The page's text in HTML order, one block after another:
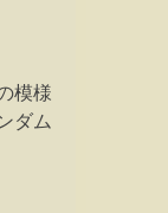
模様
ダム